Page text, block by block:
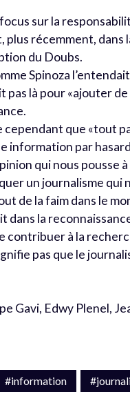
sur la
plus récemment,
du Doubs.
Spinoza
là pour «ajouter
que «tout
information par
qui nous pousse
un journalisme qui
de la faim dans le
dans la
contribuer à la
pas que le
Gavi, Edwy Plenel,
#information